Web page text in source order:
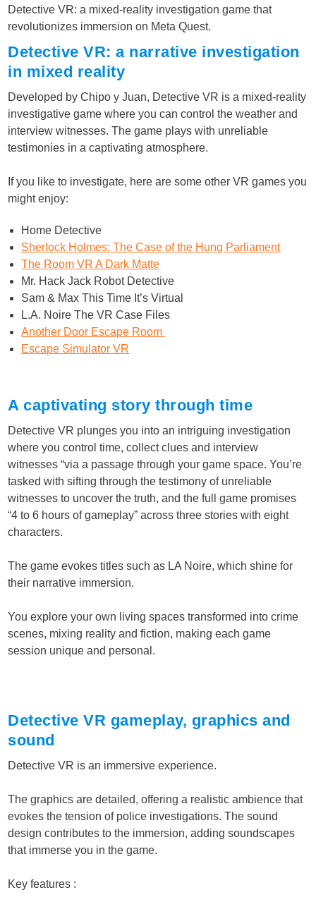
Detective VR: a mixed-reality investigation game that
revolutionizes immersion on Meta Quest.
Detective VR: a narrative investigation
in mixed reality
Developed by Chipo y Juan, Detective VR is a mixed-reality
investigative game where you can control the weather and
interview witnesses. The game plays with unreliable
testimonies in a captivating atmosphere.
If you like to investigate, here are some other VR games you
might enjoy:
Home Detective
Sherlock Holmes: The Case of the Hung Parliament
The Room VR A Dark Matte
Mr. Hack Jack Robot Detective
Sam & Max This Time It’s Virtual
L.A. Noire The VR Case Files
Another Door Escape Room
Escape Simulator VR
A captivating story through time
Detective VR plunges you into an intriguing investigation
where you control time, collect clues and interview
witnesses “via a passage through your game space. You’re
tasked with sifting through the testimony of unreliable
witnesses to uncover the truth, and the full game promises
“4 to 6 hours of gameplay” across three stories with eight
characters.
The game evokes titles such as LA Noire, which shine for
their narrative immersion.
You explore your own living spaces transformed into crime
scenes, mixing reality and fiction, making each game
session unique and personal.
Detective VR gameplay, graphics and
sound
Detective VR is an immersive experience.
The graphics are detailed, offering a realistic ambience that
evokes the tension of police investigations. The sound
design contributes to the immersion, adding soundscapes
that immerse you in the game.
Key features :